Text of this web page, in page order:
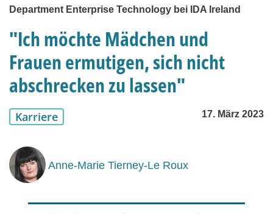
Department Enterprise Technology bei IDA Ireland
"Ich möchte Mädchen und
Frauen ermutigen, sich nicht
abschrecken zu lassen"
Karriere 17. März 2023
Anne-Marie Tierney-Le Roux